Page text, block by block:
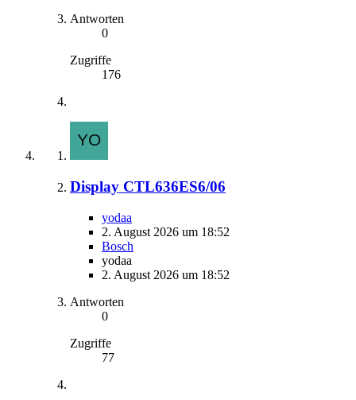
Antworten
0
Zugriffe
176
Display CTL636ES6/06
yodaa
2. August 2026 um 18:52
Bosch
yodaa
2. August 2026 um 18:52
Antworten
0
Zugriffe
77